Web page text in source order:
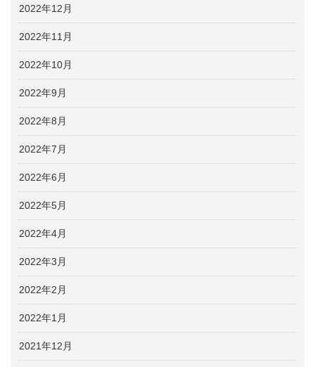
2022年12月
2022年11月
2022年10月
2022年9月
2022年8月
2022年7月
2022年6月
2022年5月
2022年4月
2022年3月
2022年2月
2022年1月
2021年12月